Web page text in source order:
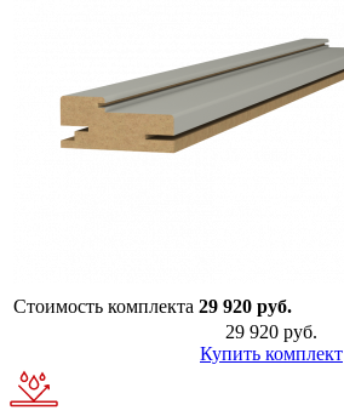
Стоимость комплекта 29 920 руб.
29 920 руб.
Купить комплект